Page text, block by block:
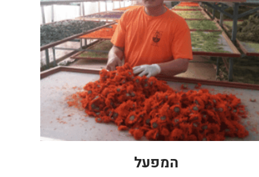
המפעל